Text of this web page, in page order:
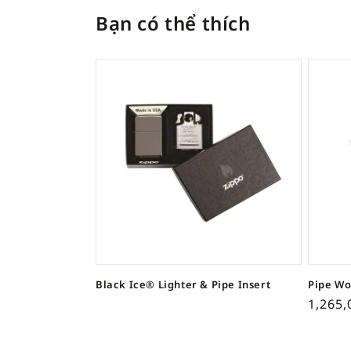
Bạn có thể thích
Black Ice® Lighter & Pipe Insert Pipe